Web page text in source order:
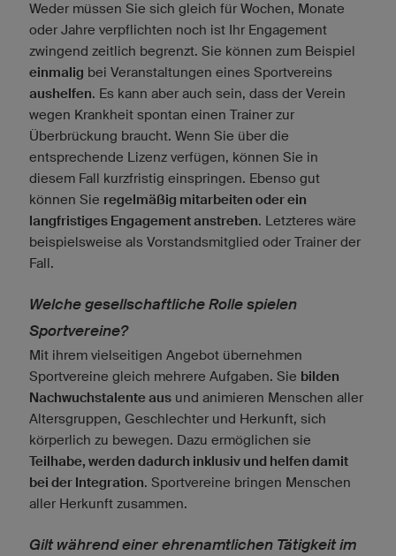
Weder müssen Sie sich gleich für Wochen, Monate
oder Jahre verpflichten noch ist Ihr Engagement
zwingend zeitlich begrenzt. Sie können zum Beispiel
einmalig bei Veranstaltungen eines Sportvereins
aushelfen. Es kann aber auch sein, dass der Verein
wegen Krankheit spontan einen Trainer zur
Überbrückung braucht. Wenn Sie über die
entsprechende Lizenz verfügen, können Sie in
diesem Fall kurzfristig einspringen. Ebenso gut
können Sie regelmäßig mitarbeiten oder ein
langfristiges Engagement anstreben. Letzteres wäre
beispielsweise als Vorstandsmitglied oder Trainer der
Fall.
Welche gesellschaftliche Rolle spielen
Sportvereine?
Mit ihrem vielseitigen Angebot übernehmen
Sportvereine gleich mehrere Aufgaben. Sie bilden
Nachwuchstalente aus und animieren Menschen aller
Altersgruppen, Geschlechter und Herkunft, sich
körperlich zu bewegen. Dazu ermöglichen sie
Teilhabe, werden dadurch inklusiv und helfen damit
bei der Integration. Sportvereine bringen Menschen
aller Herkunft zusammen.
Gilt während einer ehrenamtlichen Tätigkeit im